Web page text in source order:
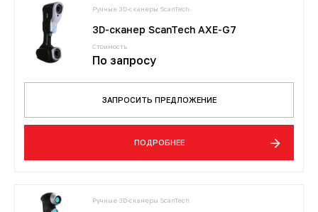
Ручные 3D-сканеры ScanTech
3D-сканер ScanTech AXE-G7
Стоимость
По запросу
ЗАПРОСИТЬ ПРЕДЛОЖЕНИЕ
ПОДРОБНЕЕ
Ручные 3D-сканеры ScanTech